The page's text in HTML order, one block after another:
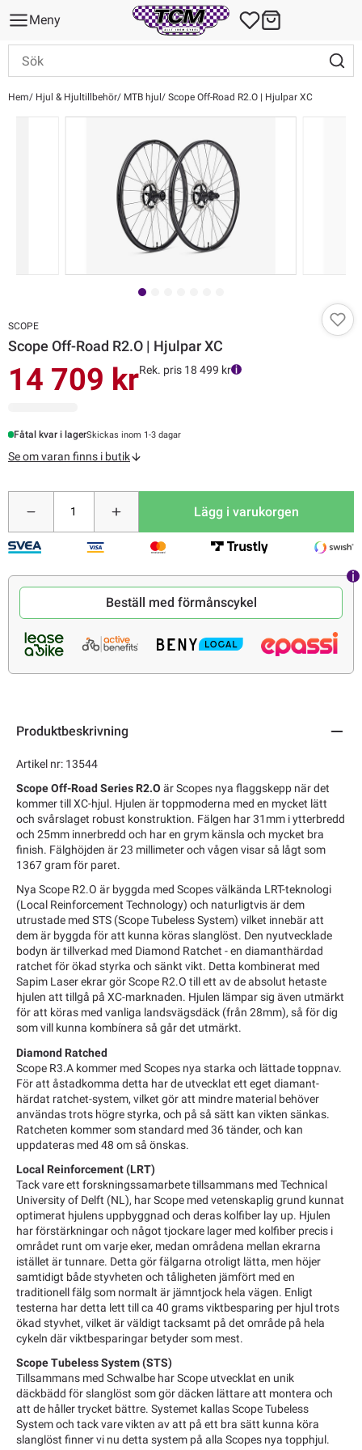
Meny
Hem Hjul & Hjultillbehör MTB hjul Scope Off-Road R2.O | Hjulpar XC
SCOPE
Scope Off-Road R2.O | Hjulpar XC
14 709 krRek. pris 18 499 kr
Fåtal kvar i lagerSkickas inom 1-3 dagar
Se om varan finns i butik
Lägg i varukorgen
Beställ med förmånscykel
Produktbeskrivning
Artikel nr: 13544
Scope Off-Road Series R2.O är Scopes nya flaggskepp när det
kommer till XC-hjul. Hjulen är toppmoderna med en mycket lätt
och svårslaget robust konstruktion. Fälgen har 31mm i ytterbredd
och 25mm innerbredd och har en grym känsla och mycket bra
finish. Fälghöjden är 23 millimeter och vågen visar så lågt som
1367 gram för paret.
Nya Scope R2.O är byggda med Scopes välkända LRT-teknologi
(Local Reinforcement Technology) och naturligtvis är dem
utrustade med STS (Scope Tubeless System) vilket innebär att
dem är byggda för att kunna köras slanglöst. Den nyutvecklade
bodyn är tillverkad med Diamond Ratchet - en diamanthärdad
ratchet för ökad styrka och sänkt vikt. Detta kombinerat med
Sapim Laser ekrar gör Scope R2.O till ett av de absolut hetaste
hjulen att tillgå på XC-marknaden. Hjulen lämpar sig även utmärkt
för att köras med vanliga landsvägsdäck (från 28mm), så för dig
som vill kunna kombínera så går det utmärkt.
Diamond Ratched
Scope R3.A kommer med Scopes nya starka och lättade toppnav.
För att åstadkomma detta har de utvecklat ett eget diamant-
härdat ratchet-system, vilket gör att mindre material behöver
användas trots högre styrka, och på så sätt kan vikten sänkas.
Ratcheten kommer som standard med 36 tänder, och kan
uppdateras med 48 om så önskas.
Local Reinforcement (LRT)
Tack vare ett forskningssamarbete tillsammans med Technical
University of Delft (NL), har Scope med vetenskaplig grund kunnat
optimerat hjulens uppbyggnad och deras kolfiber lay up. Hjulen
har förstärkningar och något tjockare lager med kolfiber precis i
området runt om varje eker, medan områdena mellan ekrarna
istället är tunnare. Detta gör fälgarna otroligt lätta, men höjer
samtidigt både styvheten och tåligheten jämfört med en
traditionell fälg som normalt är jämntjock hela vägen. Enligt
testerna har detta lett till ca 40 grams viktbesparing per hjul trots
ökad styvhet, vilket är väldigt tacksamt på det område på hela
cykeln där viktbesparingar betyder som mest.
Scope Tubeless System (STS)
Tillsammans med Schwalbe har Scope utvecklat en unik
däckbädd för slanglöst som gör däcken lättare att montera och
att de håller trycket bättre. Systemet kallas Scope Tubeless
System och tack vare vikten av att på ett bra sätt kunna köra
slanglöst finner vi nu detta system på alla Scopes nya topphjul.